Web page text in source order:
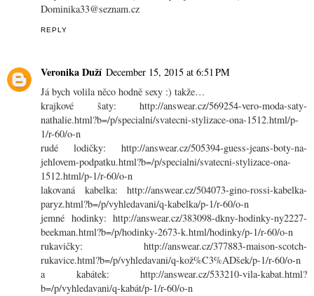
Dominika33@seznam.cz
REPLY
Veronika Duží December 15, 2015 at 6:51 PM
Já bych volila něco hodně sexy :) takže…
krajkové šaty: http://answear.cz/569254-vero-moda-saty-
nathalie.html?b=/p/specialni/svatecni-stylizace-ona-1512.html/p-
1/r-60/o-n
rudé lodičky: http://answear.cz/505394-guess-jeans-boty-na-
jehlovem-podpatku.html?b=/p/specialni/svatecni-stylizace-ona-
1512.html/p-1/r-60/o-n
lakovaná kabelka: http://answear.cz/504073-gino-rossi-kabelka-
paryz.html?b=/p/vyhledavani/q-kabelka/p-1/r-60/o-n
jemné hodinky: http://answear.cz/383098-dkny-hodinky-ny2227-
beekman.html?b=/p/hodinky-2673-k.html/hodinky/p-1/r-60/o-n
rukavičky: http://answear.cz/377883-maison-scotch-
rukavice.html?b=/p/vyhledavani/q-kož%C3%ADšek/p-1/r-60/o-n
a kabátek: http://answear.cz/533210-vila-kabat.html?
b=/p/vyhledavani/q-kabát/p-1/r-60/o-n